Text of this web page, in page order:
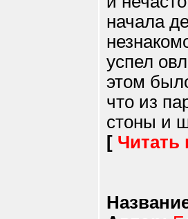
начала
успел
этом
что из
стоны и
[ Читать